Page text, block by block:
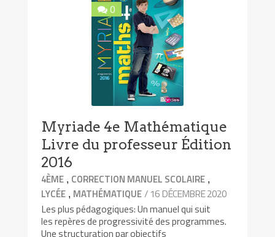
0
Myriade 4e Mathématique
Livre du professeur Édition
2016
4ÈME , CORRECTION MANUEL SCOLAIRE ,
LYCÉE , MATHÉMATIQUE/ 16 DÉCEMBRE 2020
Les plus pédagogiques: Un manuel qui suit
les repères de progressivité des programmes.
Une structuration par objectifs